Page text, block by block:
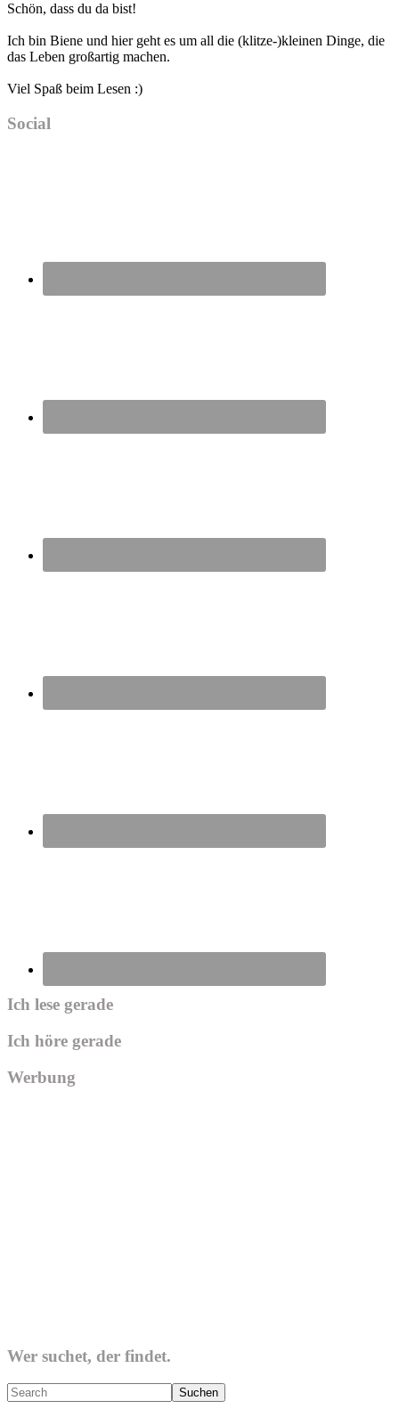
Sidebar
Schön, dass du da bist!
Ich bin Biene und hier geht es um all die (klitze-)kleinen Dinge, die
das Leben großartig machen.
Viel Spaß beim Lesen :)
Social
Ich lese gerade
Ich höre gerade
Werbung
Wer suchet, der findet.
Search